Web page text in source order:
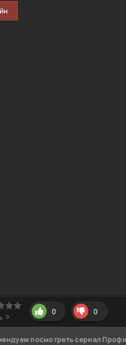
0
0 0
посмотреть сериал